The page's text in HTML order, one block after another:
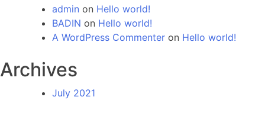
admin on Hello world!
BADIN on Hello world!
A WordPress Commenter on Hello world!
Archives
July 2021